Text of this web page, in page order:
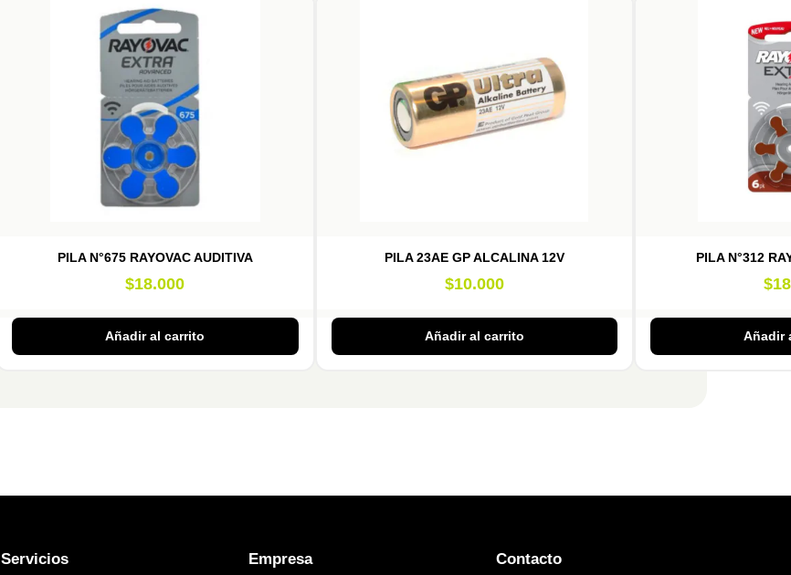
PILA N°675 RAYOVAC AUDITIVA
$18.000
Añadir al carrito
PILA 23AE GP ALCALINA 12V
$10.000
Añadir al carrito
PILA N°312
$
Añadir
Servicios Empresa Contacto